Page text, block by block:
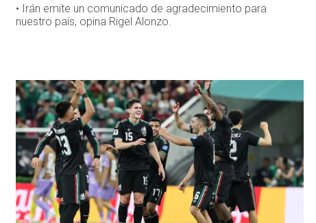
• Irán emite un comunicado de agradecimiento para
nuestro país, opina Rigel Alonzo.